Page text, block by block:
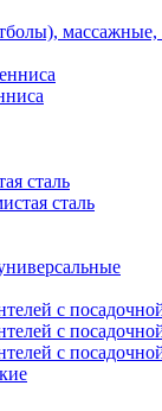
сталь
сталь
с
с
с